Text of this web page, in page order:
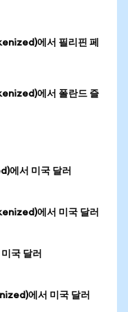
에서 필리핀 페
에서 폴란드 즐
에서 미국 달러
에서 미국 달러
국 달러
에서 미국 달러